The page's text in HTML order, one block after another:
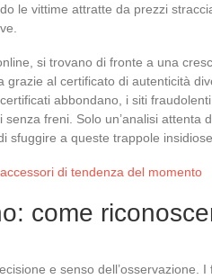
le vittime attratte da prezzi
si trovano di fronte a una
al certificato di autenticità
abbondano, i siti
freni. Solo un’analisi attenta
sfuggire a queste trappole insidiose.
di tendenza del momento
come
e senso dell’osservazione. I